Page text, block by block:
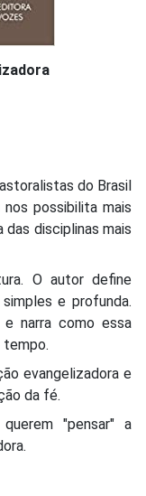
do Brasil
possibilita mais
das disciplinas mais
O autor define
e profunda.
narra como essa
tempo.
evangelizadora e
da fé.
"pensar" a